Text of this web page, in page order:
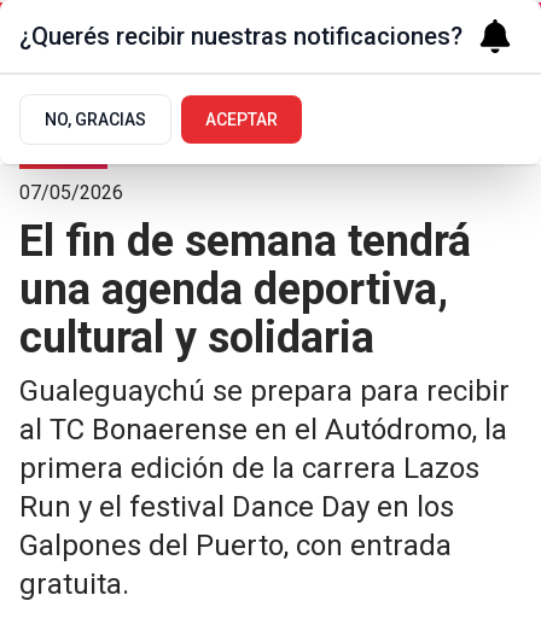
Turismo
07/05/2026
El fin de semana tendrá
una agenda deportiva,
cultural y solidaria
Gualeguaychú se prepara para recibir
al TC Bonaerense en el Autódromo, la
primera edición de la carrera Lazos
Run y el festival Dance Day en los
Galpones del Puerto, con entrada
gratuita.
¿Querés recibir nuestras notificaciones?
NO, GRACIAS ACEPTAR